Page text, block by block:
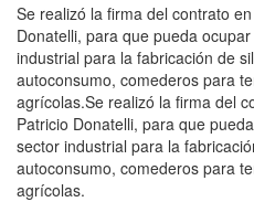
Se realizó la firma del contrato
Donatelli, para que pueda
industrial para la fabricación de
autoconsumo, comederos para
agrícolas.Se realizó la firma del
Patricio Donatelli, para que
sector industrial para la
autoconsumo, comederos para
agrícolas.